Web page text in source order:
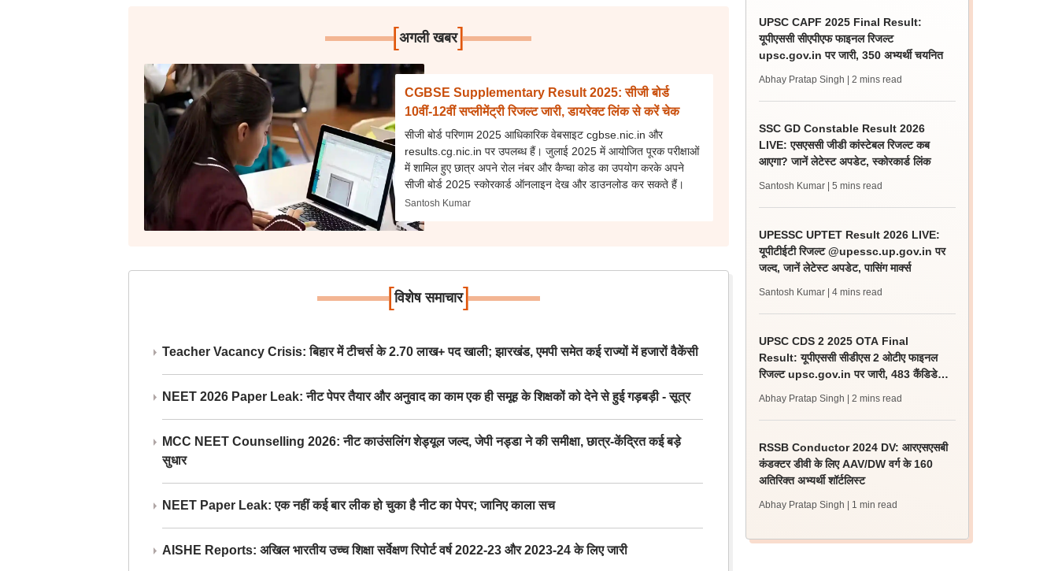
[अगली खबर]
CGBSE Supplementary Result 2025: सीजी बोर्ड
10वीं-12वीं सप्लीमेंट्री रिजल्ट जारी, डायरेक्ट लिंक से करें चेक
सीजी बोर्ड परिणाम 2025 आधिकारिक वेबसाइट cgbse.nic.in और
results.cg.nic.in पर उपलब्ध हैं। जुलाई 2025 में आयोजित पूरक परीक्षाओं
में शामिल हुए छात्र अपने रोल नंबर और कैप्चा कोड का उपयोग करके अपने
सीजी बोर्ड 2025 स्कोरकार्ड ऑनलाइन देख और डाउनलोड कर सकते हैं।
Santosh Kumar
[विशेष समाचार]
Teacher Vacancy Crisis: बिहार में टीचर्स के 2.70 लाख+ पद खाली; झारखंड, एमपी समेत कई राज्यों में हजारों वैकेंसी
NEET 2026 Paper Leak: नीट पेपर तैयार और अनुवाद का काम एक ही समूह के शिक्षकों को देने से हुई गड़बड़ी - सूत्र
MCC NEET Counselling 2026: नीट काउंसलिंग शेड्यूल जल्द, जेपी नड्डा ने की समीक्षा, छात्र-केंद्रित कई बड़े
सुधार
NEET Paper Leak: एक नहीं कई बार लीक हो चुका है नीट का पेपर; जानिए काला सच
AISHE Reports: अखिल भारतीय उच्च शिक्षा सर्वेक्षण रिपोर्ट वर्ष 2022-23 और 2023-24 के लिए जारी
UPSC CAPF 2025 Final Result:
यूपीएससी सीएपीएफ फाइनल रिजल्ट
upsc.gov.in पर जारी, 350 अभ्यर्थी चयनित
Abhay Pratap Singh | 2 mins read
SSC GD Constable Result 2026
LIVE: एसएससी जीडी कांस्टेबल रिजल्ट कब
आएगा? जानें लेटेस्ट अपडेट, स्कोरकार्ड लिंक
Santosh Kumar | 5 mins read
UPESSC UPTET Result 2026 LIVE:
यूपीटीईटी रिजल्ट @upessc.up.gov.in पर
जल्द, जानें लेटेस्ट अपडेट, पासिंग मार्क्स
Santosh Kumar | 4 mins read
UPSC CDS 2 2025 OTA Final
Result: यूपीएससी सीडीएस 2 ओटीए फाइनल
रिजल्ट upsc.gov.in पर जारी, 483 कैंडिडेट
Abhay Pratap Singh | 2 mins read
RSSB Conductor 2024 DV: आरएसएसबी
कंडक्टर डीवी के लिए AAV/DW वर्ग के 160
अतिरिक्त अभ्यर्थी शॉर्टलिस्ट
Abhay Pratap Singh | 1 min read